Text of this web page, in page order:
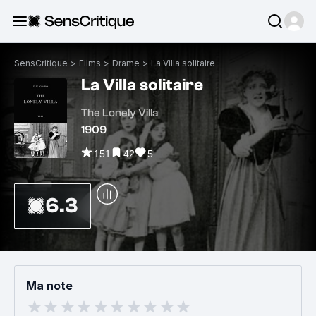
SensCritique > Films > Drame > La Villa solitaire
La Villa solitaire
The Lonely Villa
1909
151 42 5
6.3
Ma note